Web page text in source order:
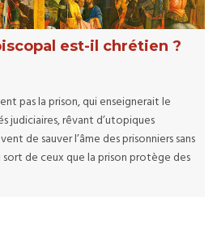
est-il chrétien ?
pas la prison, qui enseignerait le
judiciaires, rêvant d’utopiques
de sauver l’âme des prisonniers sans
de ceux que la prison protège des